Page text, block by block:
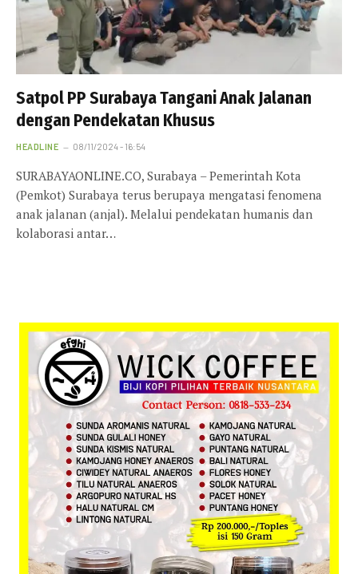
Satpol PP Surabaya Tangani Anak Jalanan
dengan Pendekatan Khusus
HEADLINE 08/11/2024 - 16:54
SURABAYAONLINE.CO, Surabaya – Pemerintah Kota
(Pemkot) Surabaya terus berupaya mengatasi fenomena
anak jalanan (anjal). Melalui pendekatan humanis dan
kolaborasi antar…